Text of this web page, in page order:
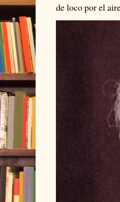
de loco por el